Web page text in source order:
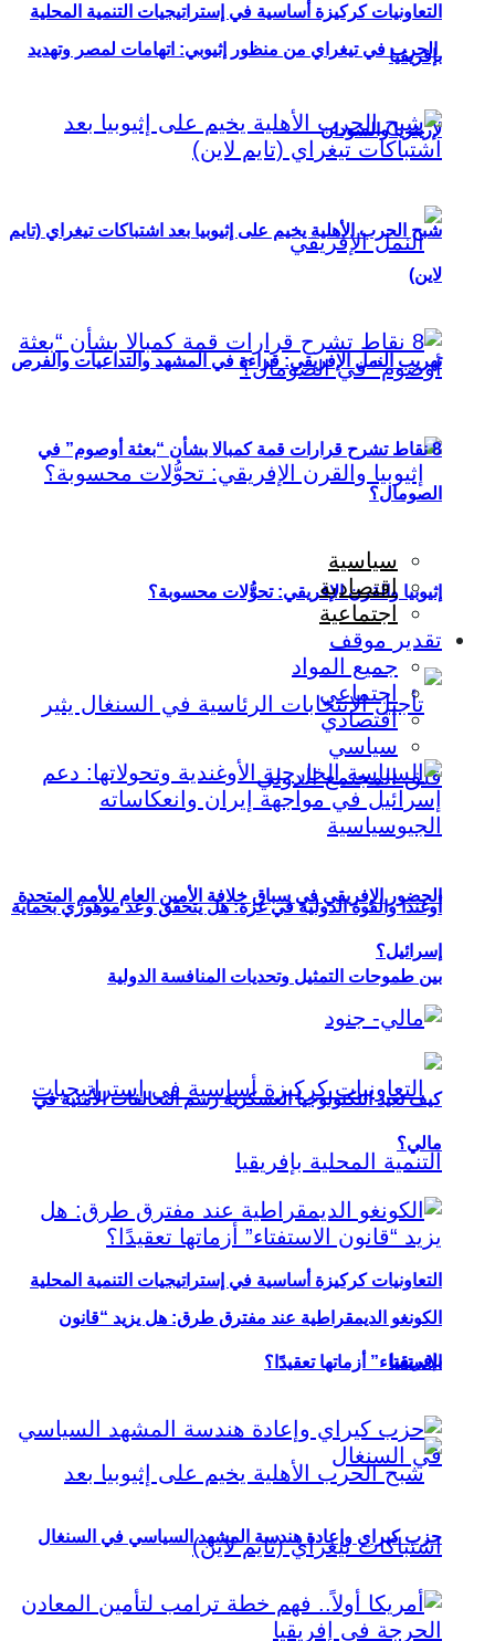
الحرب في تيغراي من منظور إثيوبي: اتهامات لمصر وتهديد
لإريتريا والسودان
تهريب النمل الإفريقي: قراءة في المشهد والتداعيات والفرص
إثيوبيا والقرن الإفريقي: تحوُّلات محسوبة؟
الحضور الإفريقي في سباق خلافة الأمين العام للأمم المتحدة
بين طموحات التمثيل وتحديات المنافسة الدولية
التعاونيات كركيزة أساسية في إستراتيجيات التنمية المحلية
بإفريقيا
التعاونيات كركيزة أساسية في إستراتيجيات التنمية المحلية
بإفريقيا
شبح الحرب الأهلية يخيم على إثيوبيا بعد اشتباكات تيغراي (تايم
لاين)
8 نقاط تشرح قرارات قمة كمبالا بشأن “بعثة أوصوم” في
الصومال؟
سياسية
اقتصادية
اجتماعية
تقدير موقف
جميع المواد
اجتماعي
اقتصادي
سياسي
أوغندا والقوة الدولية في غزة: هل يتحقق وعد موهوزي بحماية
إسرائيل؟
كيف تعيد التكنولوجيا العسكرية رسم التحالفات الأمنية في
مالي؟
الكونغو الديمقراطية عند مفترق طرق: هل يزيد “قانون
الاستفتاء” أزماتها تعقيدًا؟
حزب كيراي وإعادة هندسة المشهد السياسي في السنغال